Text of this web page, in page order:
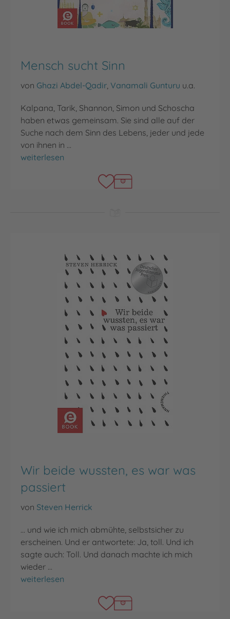
Mensch sucht Sinn
von Ghazi Abdel-Qadir Vanamali Gunturu u.a.
Kalpana, Tarik, Shannon, Simon und Schoscha
haben etwas gemeinsam. Sie sind alle auf der
Suche nach dem Sinn des Lebens, jeder und jede
von ihnen in …
Mensch sucht Sinn
weiterlesen
Wir beide wussten, es war was
passiert
von Steven Herrick
... und wie ich mich abmühte, selbstsicher zu
erscheinen. Und er antwortete: Ja, toll. Und ich
sagte auch: Toll. Und danach machte ich mich
wieder …
Wir beide wussten, es war was passiert
weiterlesen